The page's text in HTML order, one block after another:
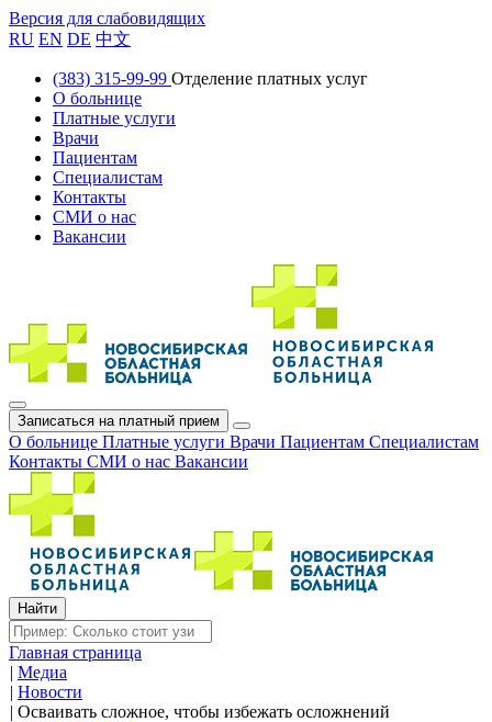
Версия для слабовидящих
RU EN DE 中文
(383) 315-99-99 Отделение платных услуг
О больнице
Платные услуги
Врачи
Пациентам
Специалистам
Контакты
СМИ о нас
Вакансии
Записаться на платный прием
О больнице Платные услуги Врачи Пациентам Специалистам
Контакты СМИ о нас Вакансии
Главная страница
| Медиа
| Новости
| Осваивать сложное, чтобы избежать осложнений